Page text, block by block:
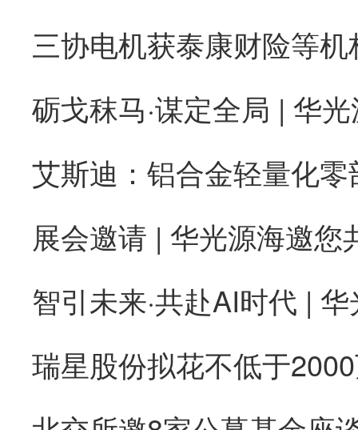
砺戈秣马·谋定全局 | 华